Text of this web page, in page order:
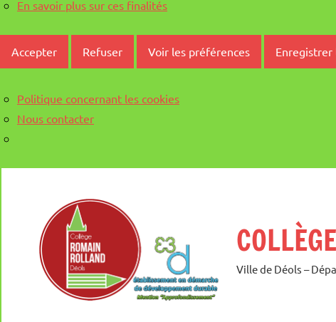
En savoir plus sur ces finalités
Accepter Refuser Voir les préférences Enregistrer
Politique concernant les cookies
Nous contacter
Ville de Déols –